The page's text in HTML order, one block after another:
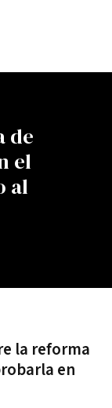
de
el
al
la reforma
en